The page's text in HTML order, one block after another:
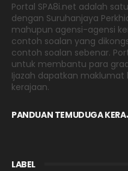
Portal SPA8i.net adalah
dengan Suruhanjaya
mahupun agensi-agensi
contoh soalan yang
contoh soalan sebenar.
untuk membantu para
Ijazah dapatkan
kerajaan.
PANDUAN TEMUDUGA
LABEL